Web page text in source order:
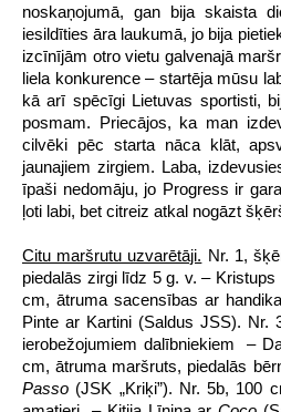
noskaņojumā, gan bija skaista
iesildīties āra laukumā, jo bija
izcīnījām otro vietu galvenajā
liela konkurence – startēja mūsu
kā arī spēcīgi Lietuvas sportisti,
posmam. Priecājos, ka man
cilvēki pēc starta nāca klāt,
jaunajiem zirgiem. Laba,
īpaši nedomāju, jo Progress ir
ļoti labi, bet citreiz atkal nogāzt
Citu maršrutu uzvarētāji. Nr. 1,
piedalās zirgi līdz 5 g. v. – Kristups
cm, ātruma sacensības ar
Pinte ar Kartini (Saldus JSS).
ierobežojumiem dalībniekiem –
cm, ātruma maršruts, piedalās
Passo (JSK „Kriķi”). Nr. 5b, 100